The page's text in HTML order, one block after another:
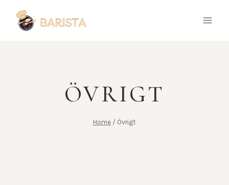
content
ÖVRIGT
Home / Övrigt